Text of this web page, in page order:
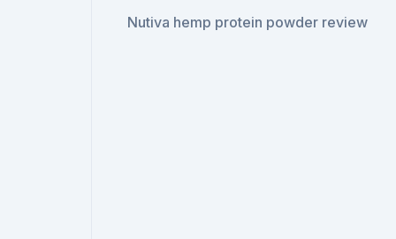
Nutiva hemp protein powder review